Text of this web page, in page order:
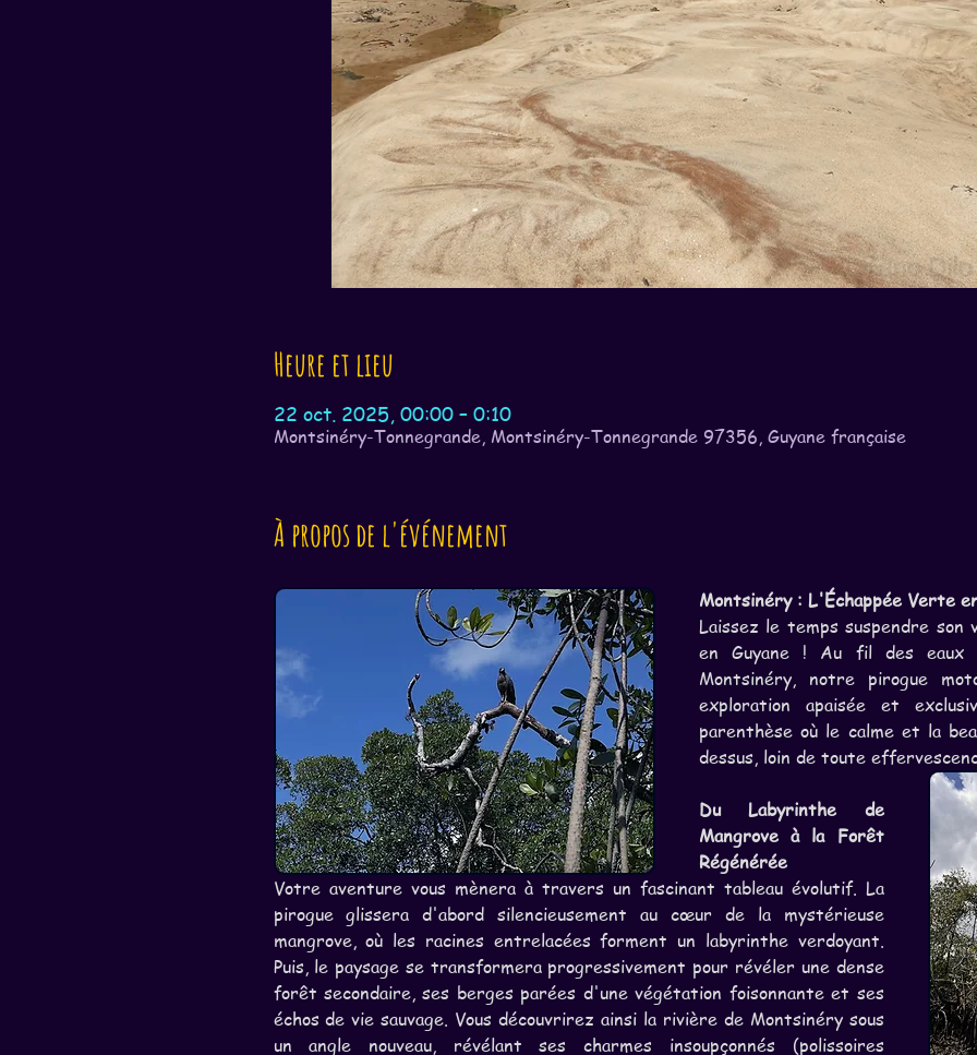
Heure et lieu
22 oct. 2025, 00:00 – 0:10
Montsinéry-Tonnegrande, Montsinéry-Tonnegrande 97356, Guyane française
À propos de l'événement
Montsinéry : L'Échappée Verte
Laissez le temps suspendre
en Guyane ! Au fil des eaux
Montsinéry, notre pirogue
exploration apaisée et
parenthèse où le calme et la
dessus, loin de toute
Du Labyrinthe de
Mangrove à la Forêt
Régénérée
Votre aventure vous mènera à travers un fascinant tableau évolutif. La
pirogue glissera d'abord silencieusement au cœur de la mystérieuse
mangrove, où les racines entrelacées forment un labyrinthe verdoyant.
Puis, le paysage se transformera progressivement pour révéler une dense
forêt secondaire, ses berges parées d'une végétation foisonnante et ses
échos de vie sauvage. Vous découvrirez ainsi la rivière de Montsinéry sous
un angle nouveau, révélant ses charmes insoupçonnés (polissoires